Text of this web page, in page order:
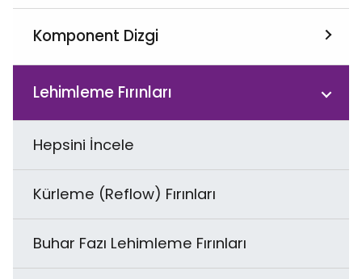
Hepsini İncele
Krem Lehim Baskı Makineleri
Komponent Dizgi
Hepsini İncele
SMD Komponent Dizgi
Özel Şekilli Komponent Dizgi
THT Radyal & Aksiyel Komponent Dizgi
Lehimleme Fırınları
Hepsini İncele
Kürleme (Reflow) Fırınları
Buhar Fazı Lehimleme Fırınları